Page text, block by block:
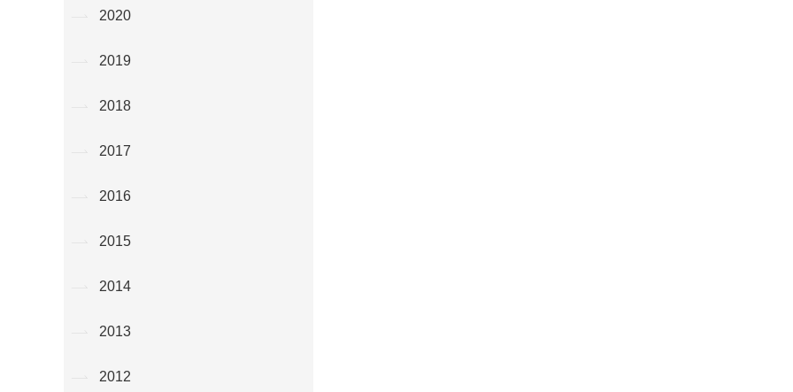
2020
2019
2018
2017
2016
2015
2014
2013
2012